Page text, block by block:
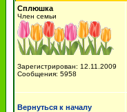
Сплюшка
Член семьи
Зарегистрирован: 12.11.2009
Сообщения: 5958
Вернуться к началу